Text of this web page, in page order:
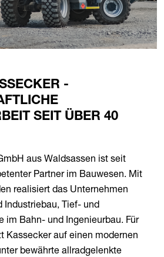
-
SEIT ÜBER 40
aus Waldsassen ist seit
Partner im Bauwesen. Mit
realisiert das Unternehmen
Industriebau, Tief- und
im Bahn- und Ingenieurbau. Für
Kassecker auf einen modernen
bewährte allradgelenkte